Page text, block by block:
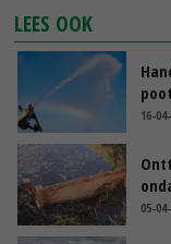
LEES OOK
16-
05-